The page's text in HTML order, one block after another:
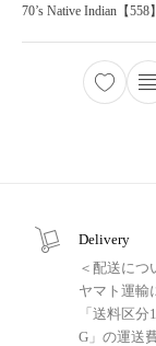
70’s Native Indian【558】
Delivery
＜配送につ
ヤマト運輸
「送料区
G」の運送